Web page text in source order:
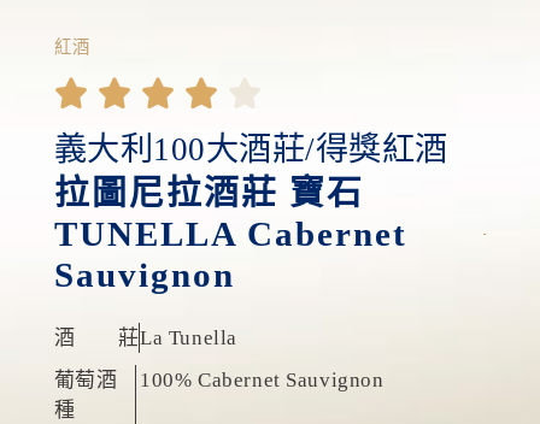
紅酒
    
義大利100大酒莊/得獎紅酒
拉圖尼拉酒莊 寶石
TUNELLA Cabernet
Sauvignon
酒 莊La Tunella
葡萄酒
種
100% Cabernet Sauvignon